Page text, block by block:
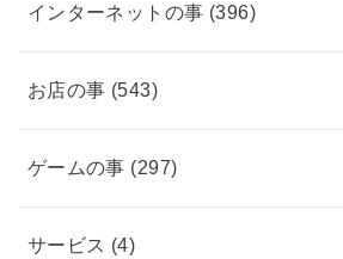
インターネットの事 (396)
お店の事 (543)
ゲームの事 (297)
サービス (4)